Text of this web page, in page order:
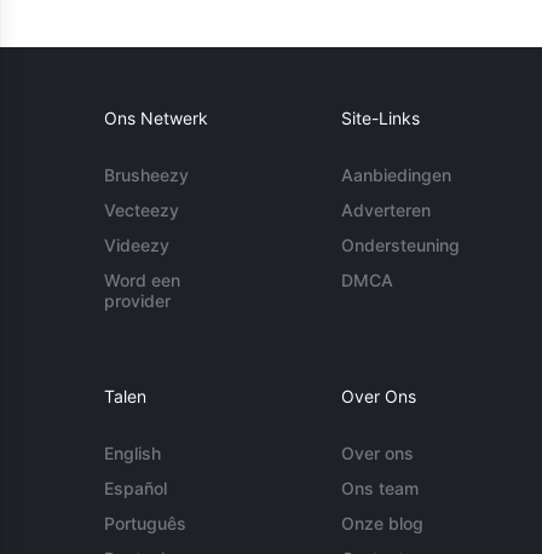
Ons Netwerk
Brusheezy
Vecteezy
Videezy
Word een
provider
Site-Links
Aanbiedingen
Adverteren
Ondersteuning
DMCA
Talen
English
Español
Português
Over Ons
Over ons
Ons team
Onze blog